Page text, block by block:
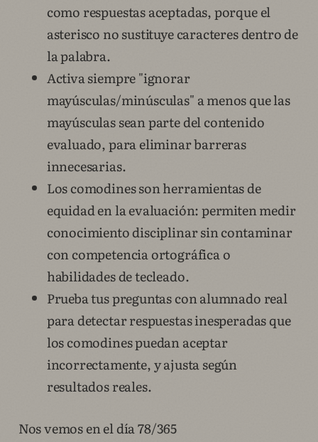
como respuestas aceptadas, porque el
asterisco no sustituye caracteres dentro de
la palabra.
Activa siempre "ignorar
mayúsculas/minúsculas" a menos que las
mayúsculas sean parte del contenido
evaluado, para eliminar barreras
innecesarias.
Los comodines son herramientas de
equidad en la evaluación: permiten medir
conocimiento disciplinar sin contaminar
con competencia ortográfica o
habilidades de tecleado.
Prueba tus preguntas con alumnado real
para detectar respuestas inesperadas que
los comodines puedan aceptar
incorrectamente, y ajusta según
resultados reales.
Nos vemos en el día 78/365